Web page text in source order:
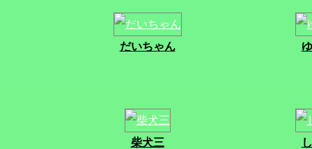
だいちゃん
柴犬三